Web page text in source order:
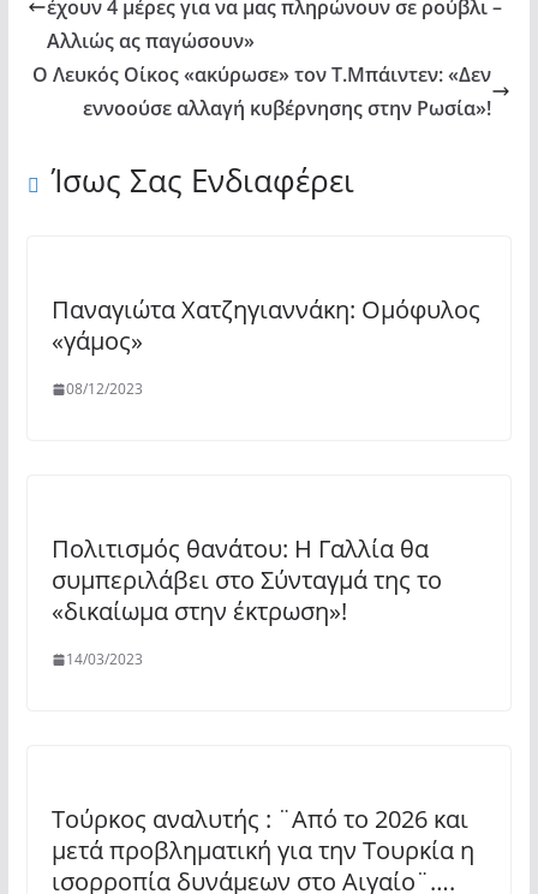
έχουν 4 μέρες για να μας πληρώνουν σε ρούβλι –
Αλλιώς ας παγώσουν»
Ο Λευκός Οίκος «ακύρωσε» τον Τ.Μπάιντεν: «Δεν
εννοούσε αλλαγή κυβέρνησης στην Ρωσία»!
Ίσως Σας Ενδιαφέρει
Παναγιώτα Χατζηγιαννάκη: Ομόφυλος
«γάμος»
08/12/2023
Πολιτισμός θανάτου: Η Γαλλία θα
συμπεριλάβει στο Σύνταγμά της το
«δικαίωμα στην έκτρωση»!
14/03/2023
Τούρκος αναλυτής : ¨Από το 2026 και
μετά προβληματική για την Τουρκία η
ισορροπία δυνάμεων στο Αιγαίο¨….